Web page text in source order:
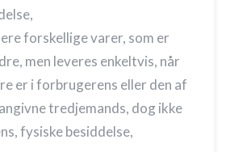
forskellige varer, som er
men leveres enkeltvis, når
er i forbrugerens eller den af
tredjemands, dog ikke
fysiske besiddelse,